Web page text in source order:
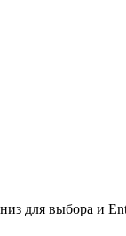
для выбора и